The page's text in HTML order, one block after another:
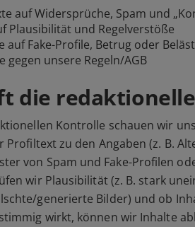
auf Widersprüche, Spam und
Plausibilität und Regelverstöße
auf Fake-Profile, Betrug oder
gegen unsere Regeln/AGB
die
Kontrolle schauen wir
Profiltext zu den Angaben (z. B.
von Spam und Fake-Profilen
wir Plausibilität (z. B. stark
generierte Bilder) und ob
wirkt, können wir Inhalte